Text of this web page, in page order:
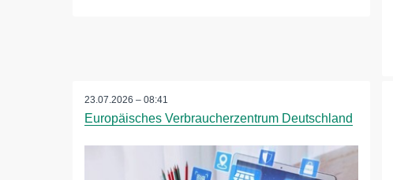
23.07.2026 – 08:41
Europäisches Verbraucherzentrum Deutschland